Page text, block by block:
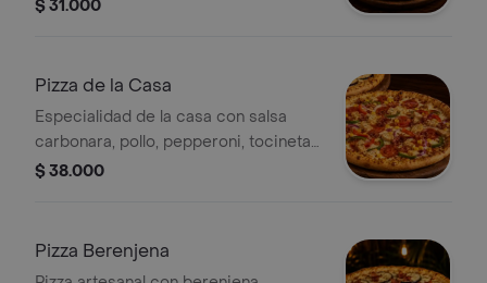
$ 31.000
Pizza de la Casa
Especialidad de la casa con salsa
carbonara, pollo, pepperoni, tocineta,
maíz, cebolla, pimentón y queso
$ 38.000
Pizza Berenjena